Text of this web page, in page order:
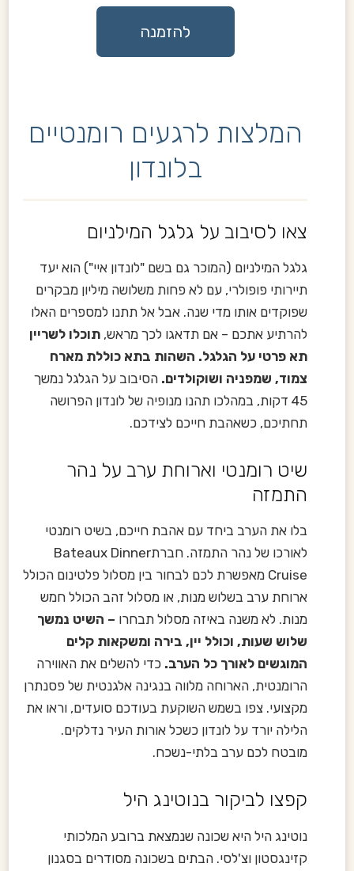
להזמנה
המלצות לרגעים רומנטיים
בלונדון
צאו לסיבוב על גלגל המילניום
גלגל המילניום (המוכר גם בשם "לונדון איי") הוא יעד
תיירותי פופולרי, עם לא פחות משלושה מיליון מבקרים
שפוקדים אותו מדי שנה. אבל אל תתנו למספרים האלו
להרתיע אתכם – אם תדאגו לכך מראש, תוכלו לשריין
תא פרטי על הגלגל. השהות בתא כוללת מארח
צמוד, שמפניה ושוקולדים. הסיבוב על הגלגל נמשך
45 דקות, במהלכו תהנו מנופיה של לונדון הפרושה
תחתיכם, כשאהבת חייכם לצידכם.
שיט רומנטי וארוחת ערב על נהר
התמזה
בלו את הערב ביחד עם אהבת חייכם, בשיט רומנטי
לאורכו של נהר התמזה. חברתBateaux Dinner
Cruise מאפשרת לכם לבחור בין מסלול פלטינום הכולל
ארוחת ערב בשלוש מנות, או מסלול זהב הכולל חמש
מנות. לא משנה באיזה מסלול תבחרו – השיט נמשך
שלוש שעות, וכולל יין, בירה ומשקאות קלים
המוגשים לאורך כל הערב. כדי להשלים את האווירה
הרומנטית, הארוחה מלווה בנגינה אלגנטית של פסנתרן
מקצועי. צפו בשמש השוקעת בעודכם סועדים, וראו את
הלילה יורד על לונדון כשכל אורות העיר נדלקים.
מובטח לכם ערב בלתי-נשכח.
קפצו לביקור בנוטינג היל
נוטינג היל היא שכונה שנמצאת ברובע המלכותי
קזינגסטון וצ'לסי. הבתים בשכונה מסודרים בסגנון